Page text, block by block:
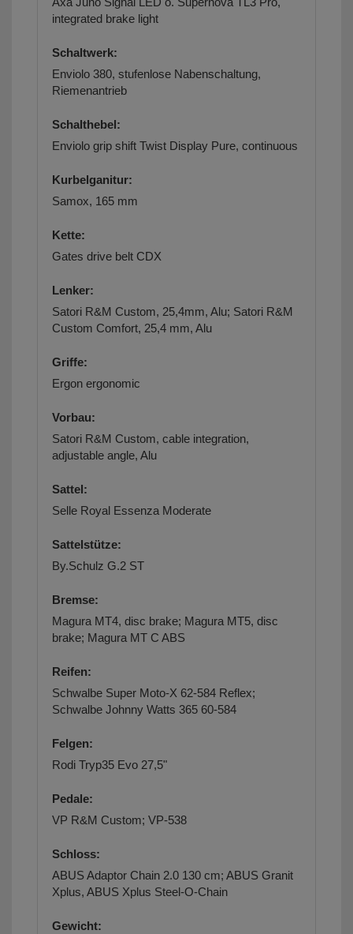
integrated brake light
Schaltwerk:
Enviolo 380, stufenlose Nabenschaltung,
Riemenantrieb
Schalthebel:
Enviolo grip shift Twist Display Pure, continuous
Kurbelganitur:
Samox, 165 mm
Kette:
Gates drive belt CDX
Lenker:
Satori R&M Custom, 25,4mm, Alu; Satori R&M
Custom Comfort, 25,4 mm, Alu
Griffe:
Ergon ergonomic
Vorbau:
Satori R&M Custom, cable integration,
adjustable angle, Alu
Sattel:
Selle Royal Essenza Moderate
Sattelstütze:
By.Schulz G.2 ST
Bremse:
Magura MT4, disc brake; Magura MT5, disc
brake; Magura MT C ABS
Reifen:
Schwalbe Super Moto-X 62-584 Reflex;
Schwalbe Johnny Watts 365 60-584
Felgen:
Rodi Tryp35 Evo 27,5"
Pedale:
VP R&M Custom; VP-538
Schloss:
ABUS Adaptor Chain 2.0 130 cm; ABUS Granit
Xplus, ABUS Xplus Steel-O-Chain
Gewicht: